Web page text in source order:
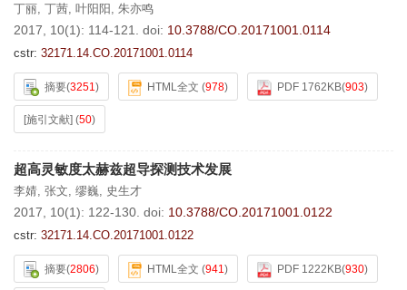
丁丽, 丁茜, 叶阳阳 , 朱亦鸣
2017, 10(1): 114-121. doi: 10.3788/CO.20171001.0114
cstr: 32171.14.CO.20171001.0114
摘要(3251) HTML全文 (978) PDF 1762KB(903)
[施引文献] (50)
超高灵敏度太赫兹超导探测技术发展
李婧, 张文, 缪巍, 史生才
2017, 10(1): 122-130. doi: 10.3788/CO.20171001.0122
cstr: 32171.14.CO.20171001.0122
摘要(2806) HTML全文 (941) PDF 1222KB(930)